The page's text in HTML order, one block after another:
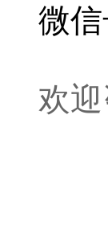
微
欢迎